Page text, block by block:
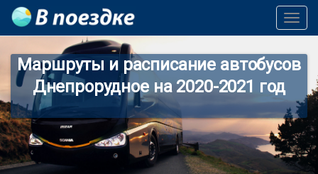
Маршруты и расписание автобусов
Днепрорудное на 2020-2021 год